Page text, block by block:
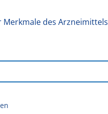
des Arzneimittels